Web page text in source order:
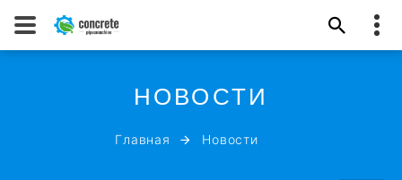
俄语版上海聪羿实业有限公司
НОВОСТИ
Главная Новости